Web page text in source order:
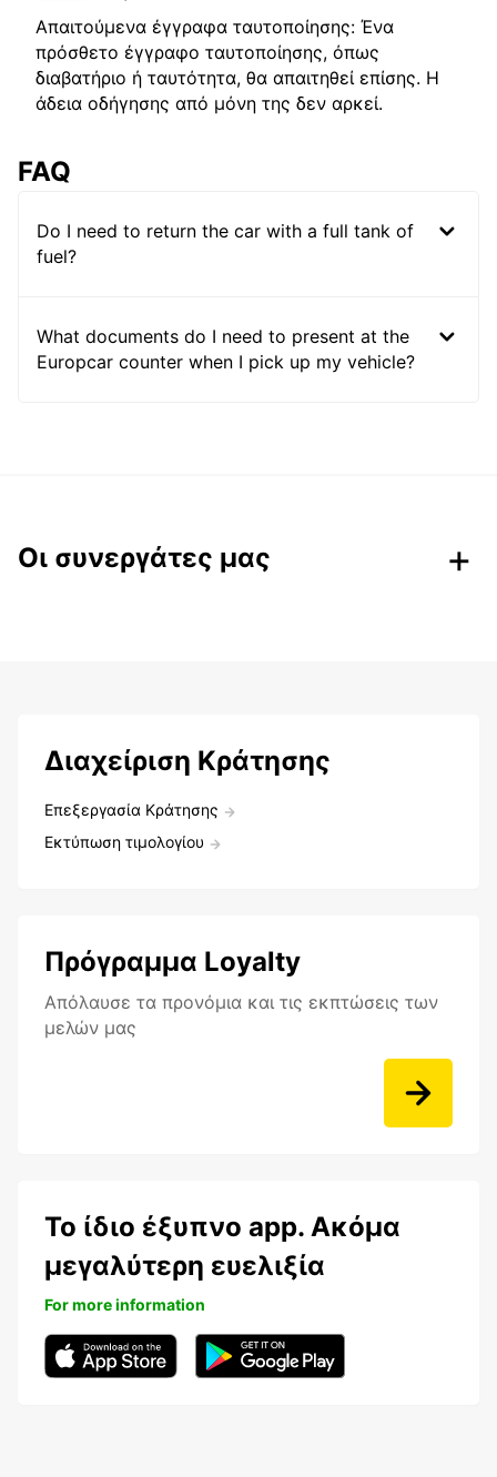
Απαιτούμενα έγγραφα ταυτοποίησης: Ένα
πρόσθετο έγγραφο ταυτοποίησης, όπως
διαβατήριο ή ταυτότητα, θα απαιτηθεί επίσης. Η
άδεια οδήγησης από μόνη της δεν αρκεί.
FAQ
Do I need to return the car with a full tank of
fuel?
What documents do I need to present at the
Europcar counter when I pick up my vehicle?
Οι συνεργάτες μας
Διαχείριση Κράτησης
Επεξεργασία Κράτησης
Εκτύπωση τιμολογίου
Πρόγραμμα Loyalty
Aπόλαυσε τα προνόμια και τις εκπτώσεις των
μελών μας
Το ίδιο έξυπνο app. Ακόμα
μεγαλύτερη ευελιξία
For more information